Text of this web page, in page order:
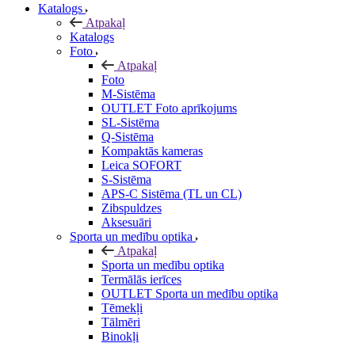
Katalogs
Atpakaļ
Katalogs
Foto
Atpakaļ
Foto
M-Sistēma
OUTLET Foto aprīkojums
SL-Sistēma
Q-Sistēma
Kompaktās kameras
Leica SOFORT
S-Sistēma
APS-C Sistēma (TL un CL)
Zibspuldzes
Aksesuāri
Sporta un medību optika
Atpakaļ
Sporta un medību optika
Termālās ierīces
OUTLET Sporta un medību optika
Tēmekļi
Tālmēri
Binokļi